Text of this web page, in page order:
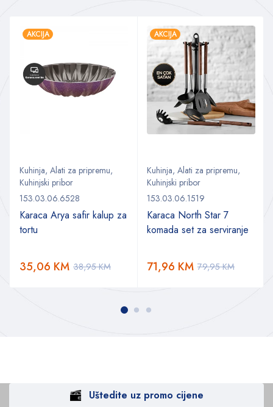
AKCIJA
Kuhinja, Alati za pripremu,
Kuhinjski pribor
153.03.06.6528
Karaca Arya safir kalup za
tortu
38,95KM
35,06 KM
AKCIJA
Kuhinja, Alati za pripremu,
Kuhinjski pribor
153.03.06.1519
Karaca North Star 7
komada set za serviranje
79,95KM
71,96 KM
Uštedite uz promo cijene